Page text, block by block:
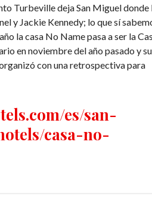
Turbeville deja San Miguel donde
y Jackie Kennedy; lo que sí
la casa No Name pasa a ser la
en noviembre del año pasado y su
con una retrospectiva para
es/san-
casa-no-